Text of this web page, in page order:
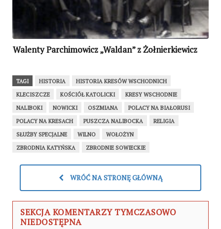
Walenty Parchimowicz „Waldan” z Żołnierkiewicz
TAGI HISTORIA
HISTORIA KRESÓW WSCHODNICH
KLECISZCZE
KOŚCIÓŁ KATOLICKI
KRESY WSCHODNIE
NALIBOKI
NOWICKI OSZMIANA
POLACY NA BIAŁORUSI
POLACY NA KRESACH
PUSZCZA NALIBOCKA
RELIGIA
SŁUŻBY SPECJALNE
WILNO
WOŁOŻYN
ZBRODNIA KATYŃSKA
ZBRODNIE SOWIECKIE
WRÓĆ NA STRONĘ GŁÓWNĄ
SEKCJA KOMENTARZY TYMCZASOWO
NIEDOSTĘPNA